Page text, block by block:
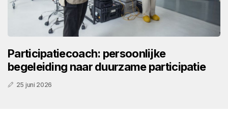
Participatiecoach: persoonlijke
begeleiding naar duurzame participatie
25 juni 2026